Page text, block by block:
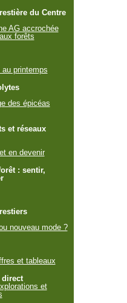
du Centre
AG accrochée
forêts
printemps
des épicéas
et réseaux
en devenir
: sentir,
nouveau mode ?
et tableaux
direct
et